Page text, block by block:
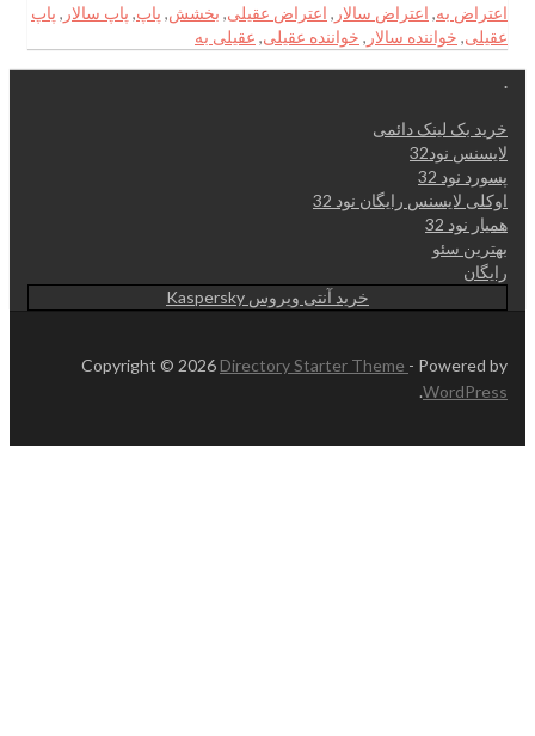
اعتراض به, اعتراض سالار , اعتراض عقیلی, بخشش, پاپ, پاپ سالار , پاپ
عقیلی, خواننده سالار , خواننده عقیلی, عقیلی به
.
خرید بک لینک دائمی
لایسنس نود32
پسورد نود 32
اوکلی لایسنس رایگان نود 32
همیار نود 32
بهترین سئو
رایگان
خرید آنتی ویروس Kaspersky
Copyright © 2026 Directory Starter Theme - Powered by
WordPress
.